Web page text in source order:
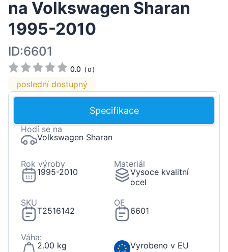
na Volkswagen Sharan
1995-2010
ID:6601
0.0 (0 )
poslední dostupný
Specifikace
Hodí se na
Volkswagen Sharan
Rok výroby
1995-2010
Materiál
Vysoce kvalitní
ocel
SKU
T2516142
OE
6601
Váha:
2.00 kg
Vyrobeno v EU